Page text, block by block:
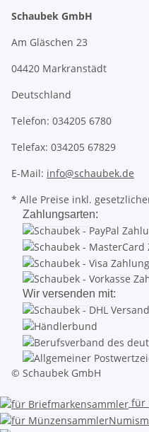
Schaubek GmbH
Am Gläschen 23
04420 Markranstädt
Deutschland
Telefon: 034205 6780
Telefax: 034205 67829
E-Mail: info@schaubek.de
* Alle Preise inkl.
Zahlungsarten:
Wir versenden mit:
© Schaubek GmbH
für